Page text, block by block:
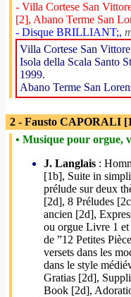
- Villa Cortese San
[2], Abano Terme San
- Disque BRILLIANT;,
Villa Cortese San
Isola della Scala Santo
1999.
Abano Terme San
2 - Fausto CAPORALI
• Musique pour orgue,
J. Langlais :
[1b], Suite in
prélude sur deux
[2d], 8 Préludes
ancien [2d],
ou orgue Livre 1
de ”12 Petites
versets dans les
dans le style
Gratias [2d],
Book [2d],